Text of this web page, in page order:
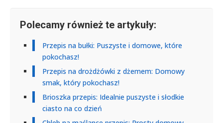
Polecamy również te artykuły:
Przepis na bułki: Puszyste i domowe, które
pokochasz!
Przepis na drożdżówki z dżemem: Domowy
smak, który pokochasz!
Brioszka przepis: Idealnie puszyste i słodkie
ciasto na co dzień